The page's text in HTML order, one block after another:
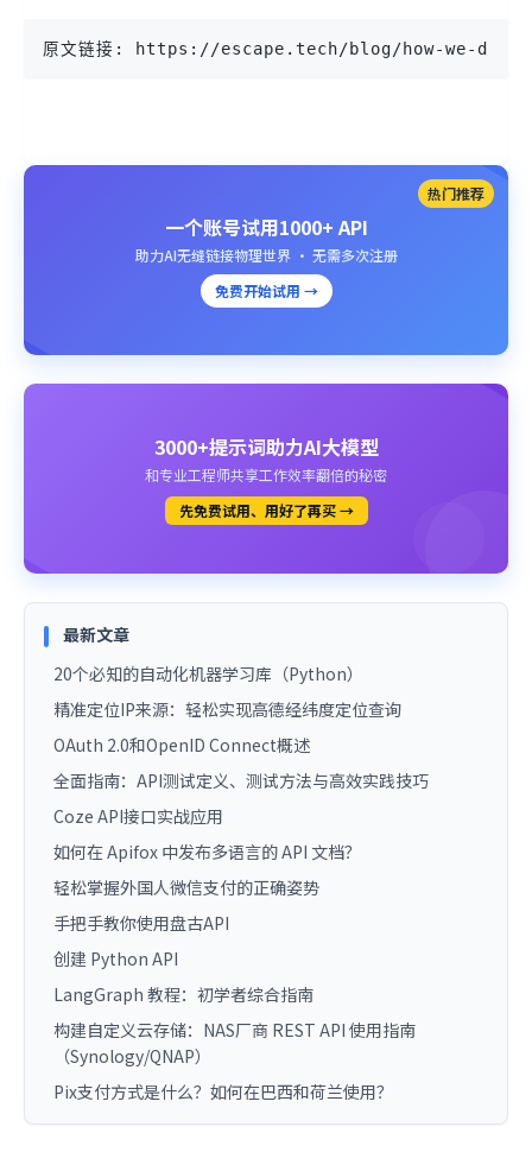
原文链接: https://escape.tech/blog/how-we-
热门推荐
一个账号试用1000+ API
助力AI无缝链接物理世界 · 无需多次注册
免费开始试用 →
3000+提示词助力AI大模型
和专业工程师共享工作效率翻倍的秘密
先免费试用、用好了再买 →
最新文章
20个必知的自动化机器学习库（Python）
精准定位IP来源：轻松实现高德经纬度定位查询
OAuth 2.0和OpenID Connect概述
全面指南：API测试定义、测试方法与高效实践技巧
Coze API接口实战应用
如何在 Apifox 中发布多语言的 API 文档？
轻松掌握外国人微信支付的正确姿势
手把手教你使用盘古API
创建 Python API
LangGraph 教程：初学者综合指南
构建自定义云存储：NAS厂商 REST API 使用指南
（Synology/QNAP）
Pix支付方式是什么？如何在巴西和荷兰使用？